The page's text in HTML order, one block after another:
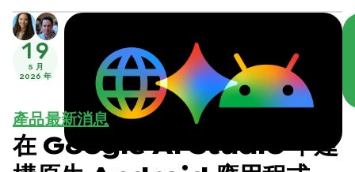
19
5 月
2026 年
產品最新消息
在 Google AI Studio 中建